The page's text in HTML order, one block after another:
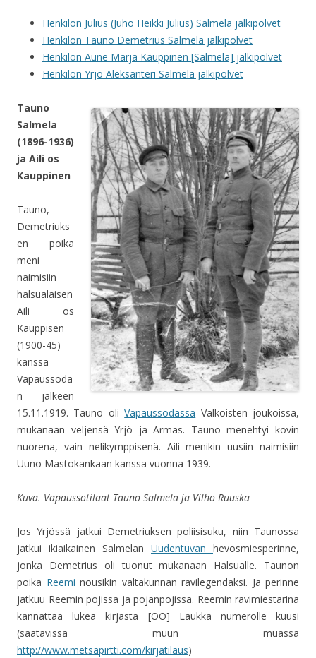
Henkilön Julius (Juho Heikki Julius) Salmela jälkipolvet
Henkilön Tauno Demetrius Salmela jälkipolvet
Henkilön Aune Marja Kauppinen [Salmela] jälkipolvet
Henkilön Yrjö Aleksanteri Salmela jälkipolvet
Tauno
Salmela
(1896-1936)
ja Aili os
Kauppinen
Tauno,
Demetriuks
en poika
meni
naimisiin
halsualaisen
Aili os
Kauppisen
(1900-45)
kanssa
Vapaussoda
n jälkeen
15.11.1919. Tauno oliVapaussodassa Valkoisten joukoissa,
mukanaan veljensä Yrjö ja Armas. Tauno menehtyi kovin
nuorena, vain nelikymppisenä. Aili menikin uusiin naimisiin
Uuno Mastokankaan kanssa vuonna 1939.
Kuva. Vapaussotilaat Tauno Salmela ja Vilho Ruuska
Jos Yrjössä jatkui Demetriuksen poliisisuku, niin Taunossa
jatkui ikiaikainen Salmelan Uudentuvan hevosmiesperinne,
jonka Demetrius oli tuonut mukanaan Halsualle. Taunon
poika Reemi nousikin valtakunnan ravilegendaksi. Ja perinne
jatkuu Reemin pojissa ja pojanpojissa. Reemin ravimiestarina
kannattaa lukea kirjasta [OO] Laukka numerolle kuusi
(saatavissa muun muassa
http://www.metsapirtti.com/kirjatilaus)